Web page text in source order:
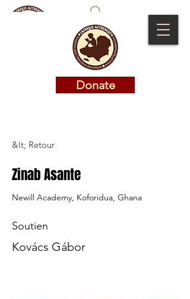
Donate
Donate
&lt; Retour
Zinab Asante
Newill Academy, Koforidua, Ghana
Soutien
Kovács Gábor